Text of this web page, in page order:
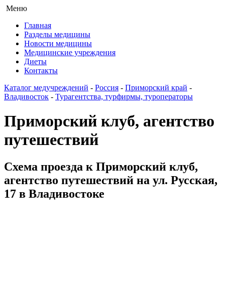
Меню
Главная
Разделы медицины
Новости медицины
Медицинские учреждения
Диеты
Контакты
Каталог медучреждений - Россия - Приморский край -
Владивосток - Турагентства, турфирмы, туроператоры
Приморский клуб, агентство
путешествий
Схема проезда к Приморский клуб,
агентство путешествий на ул. Русская,
17 в Владивостоке